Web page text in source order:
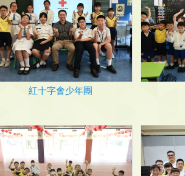
紅十字會少年團